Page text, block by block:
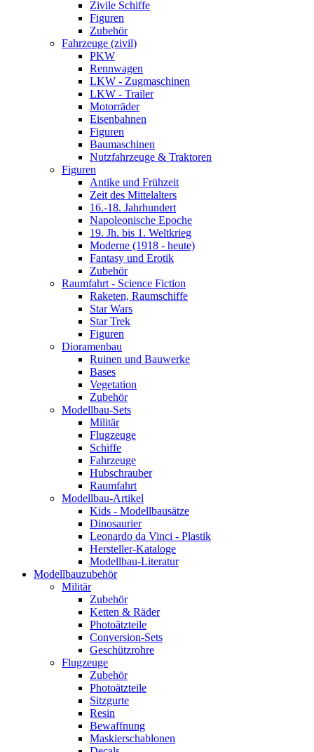
Zivile Schiffe
Figuren
Zubehör
Fahrzeuge (zivil)
PKW
Rennwagen
LKW - Zugmaschinen
LKW - Trailer
Motorräder
Eisenbahnen
Figuren
Baumaschinen
Nutzfahrzeuge & Traktoren
Figuren
Antike und Frühzeit
Zeit des Mittelalters
16.-18. Jahrhundert
Napoleonische Epoche
19. Jh. bis 1. Weltkrieg
Moderne (1918 - heute)
Fantasy und Erotik
Zubehör
Raumfahrt - Science Fiction
Raketen, Raumschiffe
Star Wars
Star Trek
Figuren
Dioramenbau
Ruinen und Bauwerke
Bases
Vegetation
Zubehör
Modellbau-Sets
Militär
Flugzeuge
Schiffe
Fahrzeuge
Hubschrauber
Raumfahrt
Modellbau-Artikel
Kids - Modellbausätze
Dinosaurier
Leonardo da Vinci - Plastik
Hersteller-Kataloge
Modellbau-Literatur
Modellbauzubehör
Militär
Zubehör
Ketten & Räder
Photoätzteile
Conversion-Sets
Geschützrohre
Flugzeuge
Zubehör
Photoätzteile
Sitzgurte
Resin
Bewaffnung
Maskierschablonen